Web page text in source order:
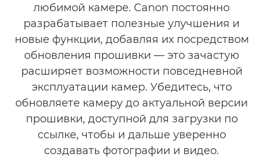
любимой камере. Canon постоянно
разрабатывает полезные улучшения и
новые функции, добавляя их посредством
обновления прошивки — это зачастую
расширяет возможности повседневной
эксплуатации камер. Убедитесь, что
обновляете камеру до актуальной версии
прошивки, доступной для загрузки по
ссылке, чтобы и дальше уверенно
создавать фотографии и видео.